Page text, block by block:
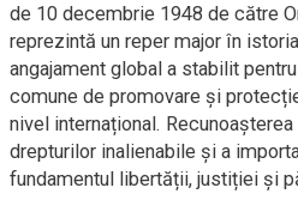
de 10 decembrie 1948 de către
reprezintă un reper major în
angajament global a stabilit
comune de promovare și
nivel internațional.
drepturilor inalienabile și a
fundamentul libertății, justiției și